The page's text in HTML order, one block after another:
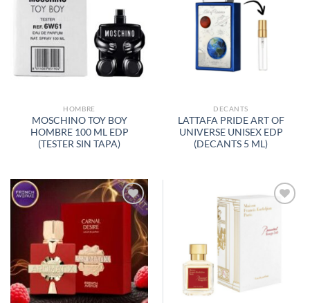
A LA
LISTA
DE
DESEOS
HOMBRE
MOSCHINO TOY BOY
HOMBRE 100 ML EDP
(TESTER SIN TAPA)
A LA
LISTA
DE
DESEOS
DECANTS
LATTAFA PRIDE ART OF
UNIVERSE UNISEX EDP
(DECANTS 5 ML)
DESEOS
A LA